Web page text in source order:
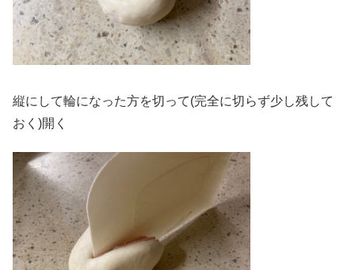
縦にして輪になった方を切って(完全に切らず少し残して
おく)開く